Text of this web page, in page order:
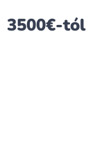
3500€-tól